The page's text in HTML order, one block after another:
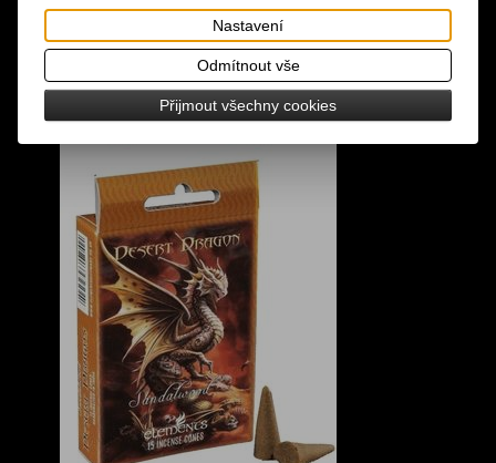
Nastavení
Odmítnout vše
Přijmout všechny cookies